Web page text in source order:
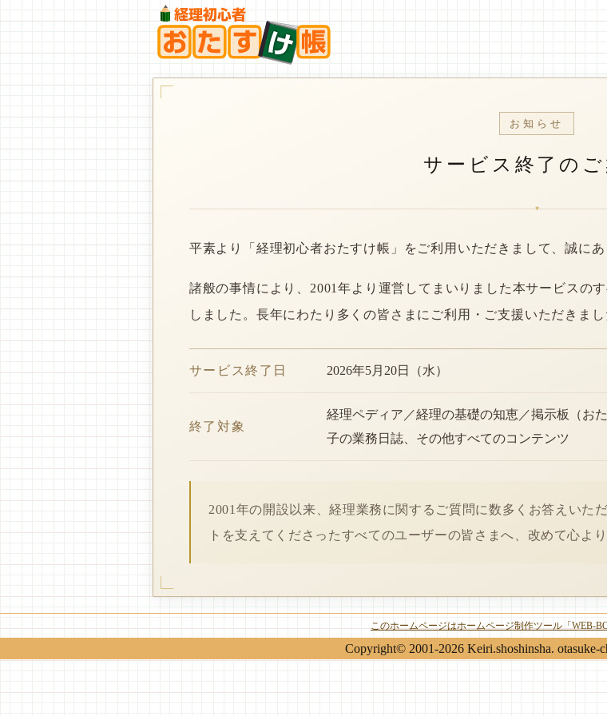
お知らせ
サービス終了のご
*
平素より「経理初心者おたすけ帳」をご利用いただきまして、誠にあ
諸般の事情により、2001年より運営してまいりました本サービスの
しました。長年にわたり多くの皆さまにご利用・ご支援いただきま
サービス終了日 2026年5月20日（水）
終了対象
経理ペディア／経理の基礎の知恵／掲示板（お
子の業務日誌、その他すべてのコンテンツ
2001年の開設以来、経理業務に関するご質問に数多くお答えいた
トを支えてくださったすべてのユーザーの皆さまへ、改めて心よ
このホームページはホームページ制作ツール「WEB-
Copyright© 2001-2026 Keiri.shoshinsha. otasuke-